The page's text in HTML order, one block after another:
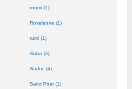
roumi (1)
Roxelanne (1)
rumi (1)
Saba (3)
Sadoc (4)
Saint Phar (1)